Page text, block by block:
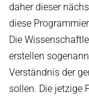
daher dieser
diese
Die
erstellen
Verständnis der
sollen. Die jetzige